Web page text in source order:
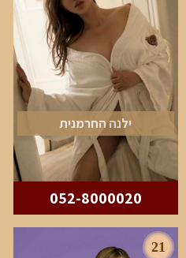
ילנה החרמנית
052-8000020
21